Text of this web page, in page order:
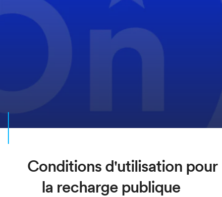
Conditions d'utilisation pour
la recharge publique